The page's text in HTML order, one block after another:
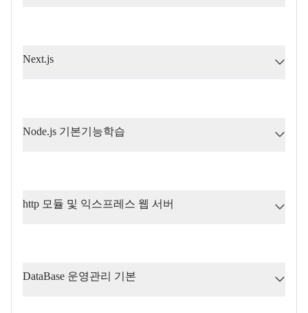
Next.js
Node.js 기본기능학습
http 모듈 및 익스프레스 웹 서버
DataBase 운영관리 기본